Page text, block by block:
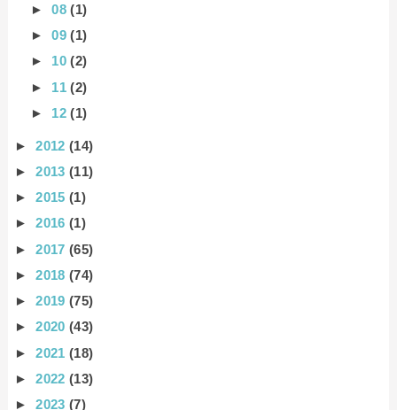
►08(1)
►09(1)
► 10(2)
► 11(2)
► 12(1)
►2012(14)
►2013(11)
►2015(1)
►2016(1)
►2017(65)
►2018(74)
►2019(75)
►2020(43)
►2021(18)
►2022(13)
►2023(7)